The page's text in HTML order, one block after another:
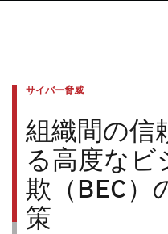
サイバー脅威
組織間の信
る高度なビ
欺（BEC）
策